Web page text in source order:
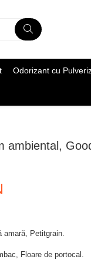
Odorizant cu
ambiental,
amară, Petitgrain.
Floare de portocal.